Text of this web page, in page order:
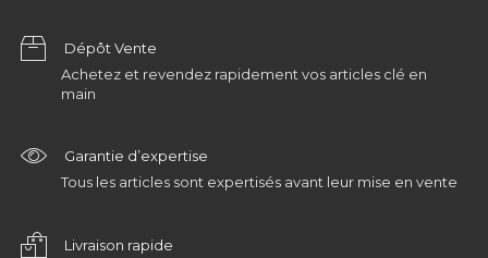
Dépôt Vente
Achetez et revendez rapidement vos articles clé en
main
Garantie d’expertise
Tous les articles sont expertisés avant leur mise en vente
Livraison rapide